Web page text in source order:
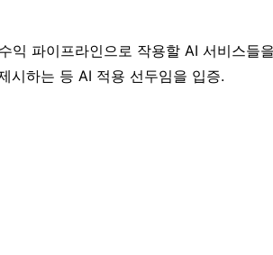
파이프라인으로 작용할 AI 서비스들
하는 등 AI 적용 선두임을 입증.